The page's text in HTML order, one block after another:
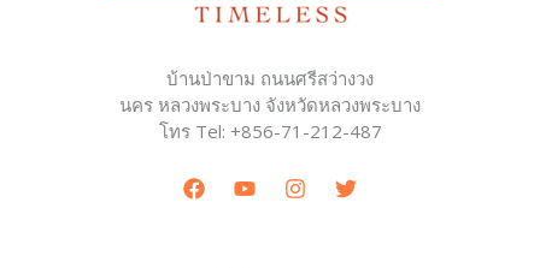
บ้านป่าขาม ถนนศรีสว่างวง
นคร หลวงพระบาง จังหวัดหลวงพระบาง
โทร Tel: +856-71-212-487